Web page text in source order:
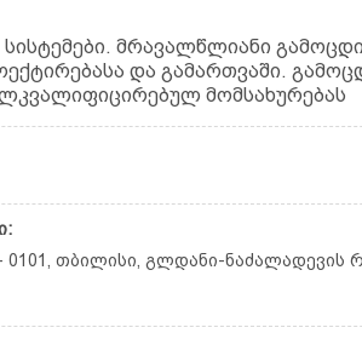
მრავალწლიანი
და გამართვაში.
მომსახურებას
0101, თბილისი, გლდანი-ნაძალადევის